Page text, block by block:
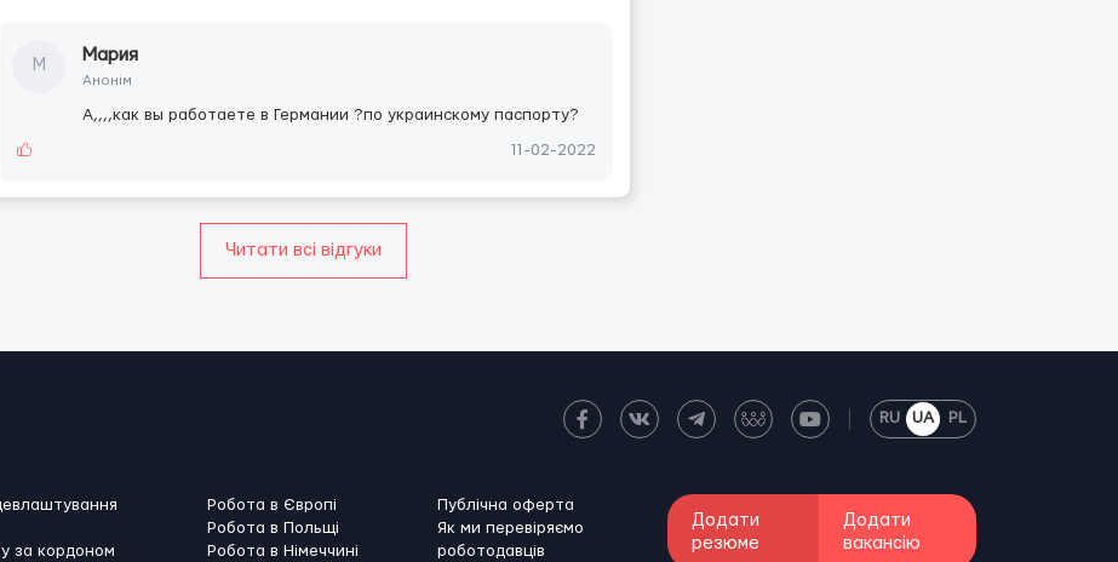
М
Мария
Анонім
A,,,,как вы работаете в Германии ?по украинскому паспорту?
11-02-2022
Читати всі відгуки
RU UA PL
за кордоном
Робота в Європі
Робота в Польщі
Робота в Німеччині
Публічна оферта
Як ми перевіряємо
роботодавців
Додати
резюме
Додати
вакансію